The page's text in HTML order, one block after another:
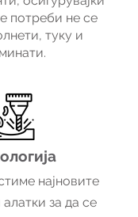
потреби не се
туку и
најновите
за да се